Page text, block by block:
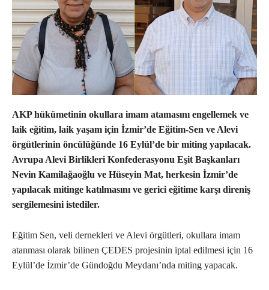
AKP hükümetinin okullara imam atamasını engellemek ve
laik eğitim, laik yaşam için İzmir’de Eğitim-Sen ve Alevi
örgütlerinin öncülüğünde 16 Eylül’de bir miting yapılacak.
Avrupa Alevi Birlikleri Konfederasyonu Eşit Başkanları
Nevin Kamilağaoğlu ve Hüseyin Mat, herkesin İzmir’de
yapılacak mitinge katılmasını ve gerici eğitime karşı direniş
sergilemesini istediler.
Eğitim Sen, veli dernekleri ve Alevi örgütleri, okullara imam
atanması olarak bilinen ÇEDES projesinin iptal edilmesi için 16
Eylül’de İzmir’de Gündoğdu Meydanı’nda miting yapacak.